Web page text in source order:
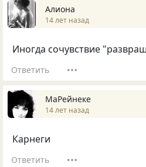
Алиона
14 лет назад
Иногда сочувствие
Ответить
МаРейнеке
14 лет назад
Карнеги
Ответить